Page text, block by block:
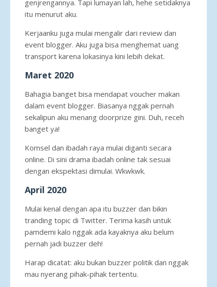
genjrengannya. Tapi lumayan lah, hehe setidaknya
itu menurut aku.
Kerjaanku juga mulai mengalir dari review dan
event blogger. Aku juga bisa menghemat uang
transport karena lokasinya kini lebih dekat.
Maret 2020
Bahagia banget bisa mendapat voucher makan
dalam event blogger. Biasanya nggak pernah
sekalipun aku menang doorprize gini. Duh, receh
banget ya!
Komsel dan ibadah raya mulai diganti secara
online. Di sini drama ibadah online tak sesuai
dengan ekspektasi dimulai. Wkwkwk.
April 2020
Mulai kenal dengan apa itu buzzer dan bikin
tranding topic di Twitter. Terima kasih untuk
pamdemi kalo nggak ada kayaknya aku belum
pernah jadi buzzer deh!
Harap dicatat: aku bukan buzzer politik dan nggak
mau nyerang pihak-pihak tertentu.